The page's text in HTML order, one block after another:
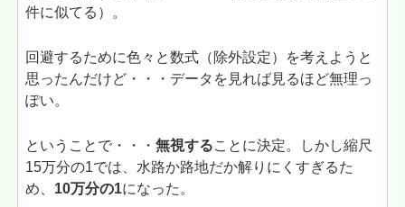
件に似てる）。
回避するために色々と数式（除外設定）を考えようと
思ったんだけど・・・データを見れば見るほど無理っ
ぽい。
ということで・・・無視することに決定。しかし縮尺
15万分の1では、水路か路地だか解りにくすぎるた
め、 10万分の1になった。